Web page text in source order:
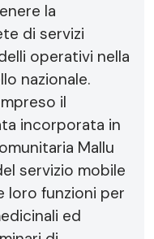
la
di servizi
operativi nella
nazionale.
il
incorporata in
Mallu
servizio mobile
loro funzioni per
ed